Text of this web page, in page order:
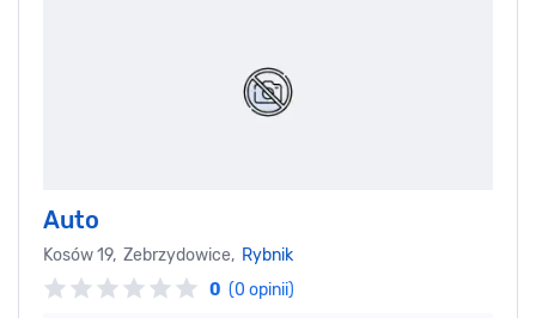
Auto
Kosów 19, Zebrzydowice, Rybnik
0 (0 opinii)